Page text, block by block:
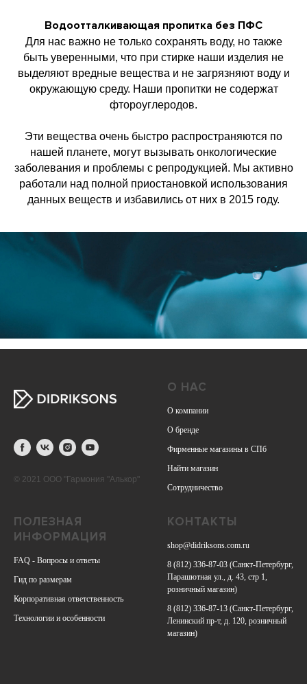
Водоотталкивающая пропитка без ПФС
Для нас важно не только сохранять воду, но также
быть уверенными, что при стирке наши изделия не
выделяют вредные вещества и не загрязняют воду и
окружающую среду. Наши пропитки не содержат
фтороуглеродов.
Эти вещества очень быстро распространяются по
нашей планете, могут вызывать онкологические
заболевания и проблемы с репродукцией. Мы активно
работали над полной приостановкой использования
данных веществ и избавились от них в 2015 году.
© 2021 ООО "Гармония "Алькор"
О НАС
О компании
О бренде
Фирменные магазины в СПб
Найти магазин
Сотрудничество
ПОЛЕЗНАЯ
ИНФОРМАЦИЯ
FAQ - Вопросы и ответы
Гид по размерам
Корпоративная ответственность
Технологии и особенности
КОНТАКТЫ
shop@didriksons.com.ru
8 (812) 336-87-03 (Санкт-Петербург,
Парашютная ул., д. 43, стр 1,
розничный магазин)
8 (812) 336-87-13 (Санкт-Петербург,
Ленинский пр-т, д. 120, розничный
магазин)